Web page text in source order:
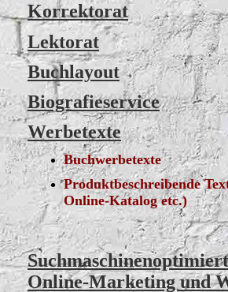
Korrektorat
Lektorat
Buchlayout
Biografieservice
Werbetexte
Buchwerbetexte
Produktbeschreibende
Online-Katalog etc.)
Online-Marketing und